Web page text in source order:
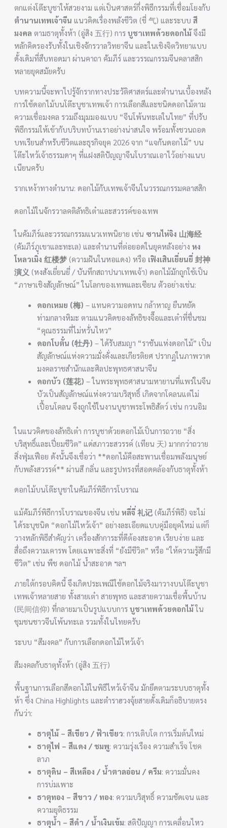
ตกแต่งโต๊ะบูชาให้สวยงาม แต่เป็นศาสตร์กึ่งพิธีกรรมที่เชื่อมโยงกับ
ตำนานเทพเจ้าจีน แนวคิดเรื่องพลังชีวิต (ชี่ 气) และระบบสี
มงคล ตามธาตุทั้งห้า (อู่สิง 五行) การบูชาเทพด้วยดอกไม้จึงมี
หลักคิดรองรับทั้งในเชิงจักรวาลวิทยาจีน และในเชิงจิตวิทยาแบบ
ดั้งเดิมที่สืบทอดมา ผ่านคาถา คัมภีร์ และวรรณกรรมจีนคลาสสิก
หลายยุคสมัยครับ
บทความนี้จะพาไปรู้จักรากทางประวัติศาสตร์และตำนานเบื้องหลัง
การใช้ดอกไม้บนโต๊ะบูชาเทพเจ้า การเลือกสีและชนิดดอกไม้ตาม
ความเชื่อมงคล รวมถึงมุมมองแบบ “จีนโพ้นทะเลในไทย” ที่ปรับ
พิธีกรรมให้เข้ากับบริบทบ้านเราอย่างน่าสนใจ พร้อมทั้งชวนถอด
บทเรียนสำหรับชีวิตและธุรกิจยุค 2026 จาก “แจกันดอกไม้” บน
โต๊ะไหว้เจ้าธรรมดาๆ ที่แฝงสติปัญญาจีนโบราณเอาไว้อย่างแนบ
เนียนครับ
รากเหง้าทางตำนาน: ดอกไม้กับเทพเจ้าจีนในวรรณกรรมคลาสสิก
ดอกไม้ในจักรวาลคติลัทธิเต๋าและสวรรค์ของเทพ
ในคัมภีร์และวรรณกรรมแนวเทพนิยาย เช่น ซานไห่จิง 山海经
(คัมภีร์ภูเขาและทะเล) และตำนานที่ต่อยอดในยุคหลังอย่างหง
โหลวเมิ่ง 红楼梦 (ความฝันในหอแดง) หรือ เฟิงเสินเยี่ยนยี่ 封神
演义 (หงสังเยี่ยนยี่ / บันทึกสถาปนาเทพเจ้า) ดอกไม้มักถูกใช้เป็น
“ภาษาเชิงสัญลักษณ์” ในโลกของเทพและเซียน ตัวอย่างเช่น:
ดอกเหมย (梅) – แทนความอดทน กล้าหาญ ยืนหยัด
ท่ามกลางหิมะ ตามแนวคิดของลัทธิขงจื๊อและเต๋าที่ชื่นชม
“คุณธรรมที่ไม่หวั่นไหว”
ดอกโบตั๋น (牡丹) – ได้รับสมญา “ราชันแห่งดอกไม้” เป็น
สัญลักษณ์แห่งความมั่งคั่งและเกียรติยศ ปรากฏในภาพวาด
มงคลราชสำนักและศิลปะพุทธศาสนาจีน
ดอกบัว (莲花) – ในพระพุทธศาสนามหายานที่แพร่ในจีน
บัวเป็นสัญลักษณ์แห่งความบริสุทธิ์ เกิดจากโคลนแต่ไม่
เปื้อนโคลน จึงถูกใช้ในงานบูชาพระโพธิสัตว์ เช่น กวนอิม
ในแนวคิดของลัทธิเต๋า การบูชาด้วยดอกไม้เป็นการถวาย “สิ่ง
บริสุทธิ์และเปี่ยมชีวิต” แด่สภาวะสวรรค์ (เทียน 天) มากกว่าถวาย
สิ่งฟุ่มเฟือย ดังนั้นจึงเชื่อว่า **ดอกไม้คือสะพานเชื่อมพลังมนุษย์
กับพลังสวรรค์** ผ่านสี กลิ่น และรูปทรงที่สอดคล้องกับธาตุทั้งห้า
ดอกไม้บนโต๊ะบูชาในคัมภีร์พิธีการโบราณ
แม้คัมภีร์พิธีการโบราณของจีน เช่นหลี่จี่ 礼记 (คัมภีร์พิธี) จะไม่
ได้ระบุชนิด “ดอกไม้ไหว้เจ้า” อย่างละเอียดแบบคู่มือยุคใหม่ แต่ก็
วางหลักพิธีสำคัญว่า เครื่องสักการะที่ดีต้องสะอาด เรียบง่าย และ
สื่อถึงความเคารพ โดยเฉพาะสิ่งที่ “ยังมีชีวิต” หรือ “ให้ความรู้สึกมี
ชีวิต” เช่น พืช ดอกไม้ น้ำสะอาด ฯลฯ
ภายใต้กรอบคิดนี้ จึงเกิดประเพณีใช้ดอกไม้จริงมาวางบนโต๊ะบูชา
เทพเจ้าหลายสาย ทั้งสายเต๋า สายพุทธ และสายความเชื่อพื้นบ้าน
(民间信仰) ที่กลายมาเป็นรูปแบบการบูชาเทพด้วยดอกไม้ใน
ชุมชนชาวจีนโพ้นทะเล รวมทั้งในไทยครับ
ระบบ “สีมงคล” กับการเลือกดอกไม้ไหว้เจ้า
สีมงคลกับธาตุทั้งห้า (อู่สิง 五行)
พื้นฐานการเลือกสีดอกไม้ในพิธีไหว้เจ้าจีน มักยึดตามระบบธาตุทั้ง
ห้า ซึ่ง China Highlights และตำราฮวงจุ้ยสายดั้งเดิมก็อธิบายตรง
กันว่า:
ธาตุไม้ – สีเขียว / ฟ้าเขียว: การเติบโต การเริ่มต้นใหม่
ธาตุไฟ – สีแดง / ชมพู: ความรุ่งเรือง ความสำเร็จ โชค
ลาภ
ธาตุดิน – สีเหลือง / น้ำตาลอ่อน / ครีม: ความมั่นคง
การบ่มเพาะ
ธาตุทอง – สีขาว / ทอง: ความบริสุทธิ์ ความชัดเจน และ
ความยุติธรรม
ธาตุน้ำ – สีดำ / น้ำเงินเข้ม: สติปัญญา การเคลื่อนไหว